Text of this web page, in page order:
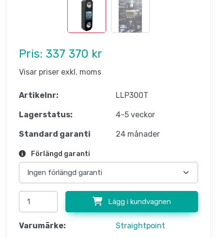
Pris: 337 370 kr
Visar priser exkl. moms
Artikelnr: LLP300T
Lagerstatus: 4-5 veckor
Standard garanti 24 månader
Förlängd garanti
Lägg i kundvagnen
Varumärke: Straightpoint